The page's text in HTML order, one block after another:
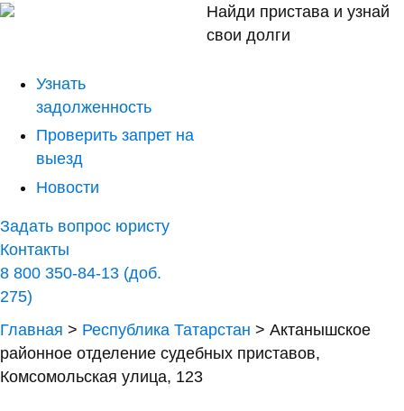
Найди пристава и узнай
свои долги
Узнать
задолженность
Проверить запрет на
выезд
Новости
Задать вопрос юристу
Контакты
8 800 350-84-13 (доб.
275)
Главная > Республика Татарстан > Актанышское
районное отделение судебных приставов,
Комсомольская улица, 123